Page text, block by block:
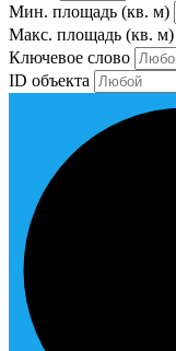
Мин. площадь (кв. м)
Макс. площадь (кв. м)
Ключевое слово
ID объекта